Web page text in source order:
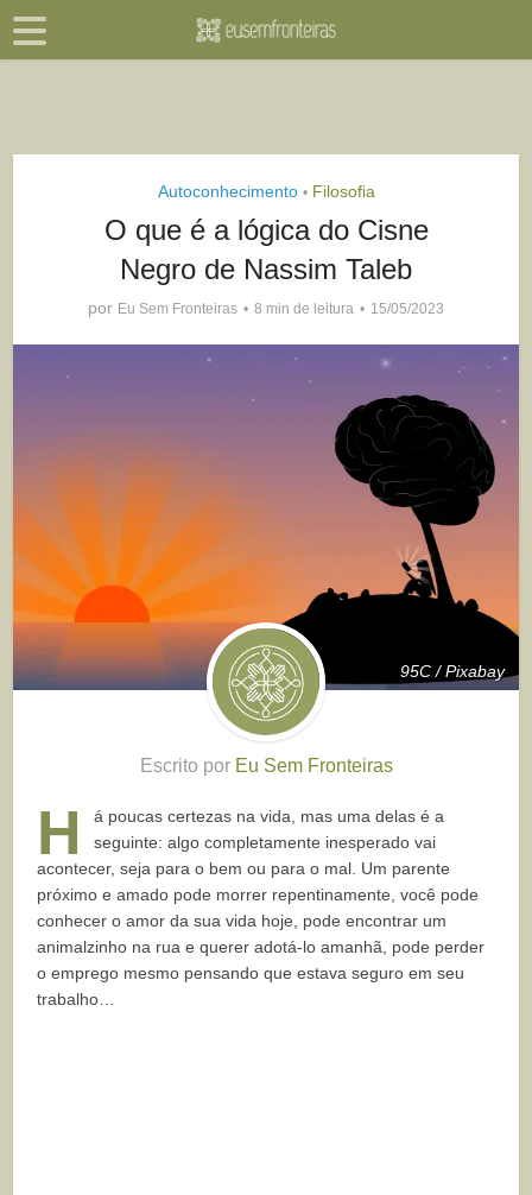
Autoconhecimento • Filosofia
O que é a lógica do Cisne
Negro de Nassim Taleb
por Eu Sem Fronteiras 8 min de leitura 15/05/2023
95C / Pixabay
Escrito por Eu Sem Fronteiras
H
á poucas certezas na vida, mas uma delas é a
seguinte: algo completamente inesperado vai
acontecer, seja para o bem ou para o mal. Um parente
próximo e amado pode morrer repentinamente, você pode
conhecer o amor da sua vida hoje, pode encontrar um
animalzinho na rua e querer adotá-lo amanhã, pode perder
o emprego mesmo pensando que estava seguro em seu
trabalho…